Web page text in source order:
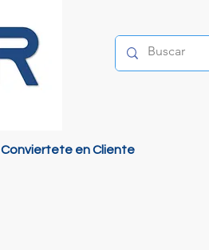
Conviertete en Cliente